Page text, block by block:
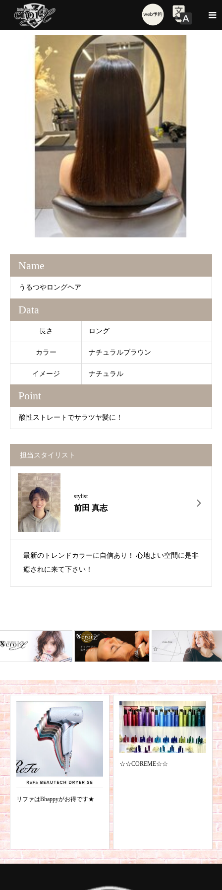
Style うるつやロングヘア
Name
うるつやロングヘア
Data
長さ ロング
カラー ナチュラルブラウン
イメージ ナチュラル
Point
酸性ストレートでサラツヤ髪に！
担当スタイリスト
stylist
前田 真志
最新のトレンドカラーに自信あり！ 心地よい空間に是非
癒されに来て下さい！
リファはBhappyがお得です★
☆☆COREME☆☆